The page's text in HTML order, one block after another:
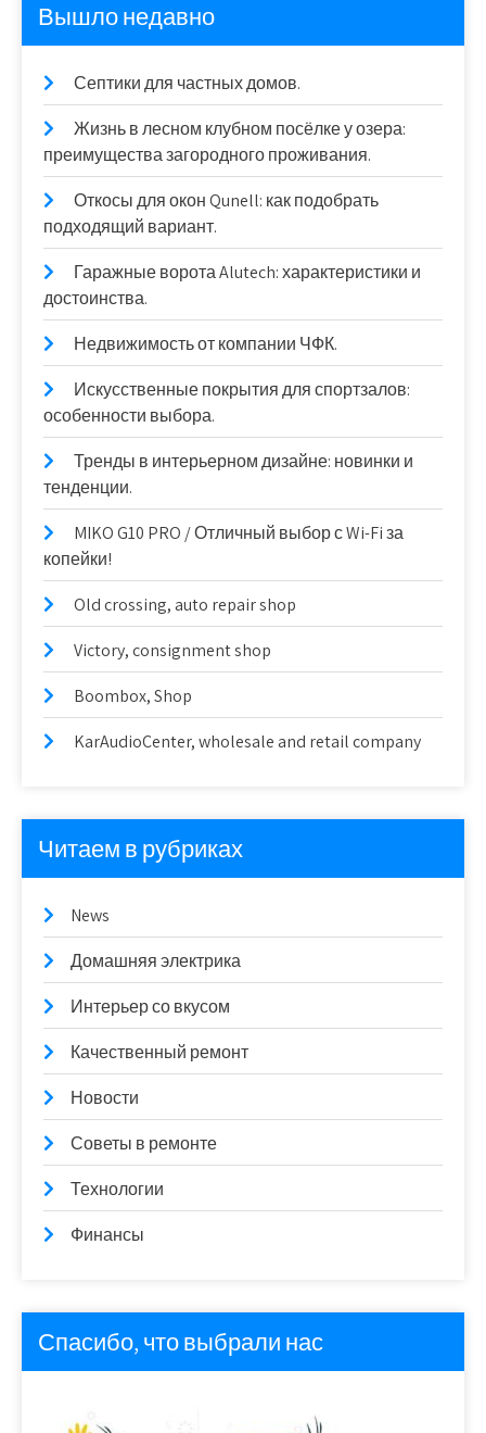
Вышло недавно
Септики для частных домов.
Жизнь в лесном клубном посёлке у озера:
преимущества загородного проживания.
Откосы для окон Qunell: как подобрать
подходящий вариант.
Гаражные ворота Alutech: характеристики и
достоинства.
Недвижимость от компании ЧФК.
Искусственные покрытия для спортзалов:
особенности выбора.
Тренды в интерьерном дизайне: новинки и
тенденции.
MIKO G10 PRO / Отличный выбор с Wi-Fi за
копейки!
Old crossing, auto repair shop
Victory, consignment shop
Boombox, Shop
KarAudioCenter, wholesale and retail company
Читаем в рубриках
News
Домашняя электрика
Интерьер со вкусом
Качественный ремонт
Новости
Советы в ремонте
Технологии
Финансы
Спасибо, что выбрали нас